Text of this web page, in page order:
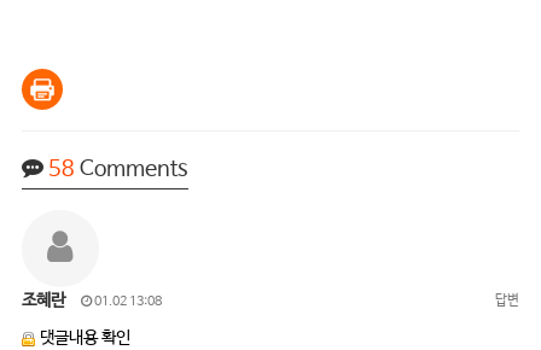
58 Comments
조혜란 01.02 13:08 답변
댓글내용 확인